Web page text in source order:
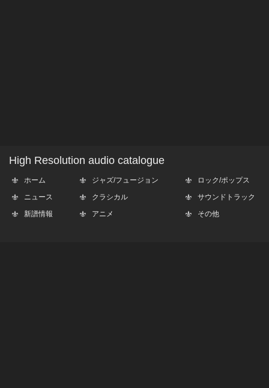
High Resolution audio catalogue
ホーム
ニュース
新譜情報
ジャズ/フュージョン
クラシカル
アニメ
ロック/ポップス
サウンドトラック
その他